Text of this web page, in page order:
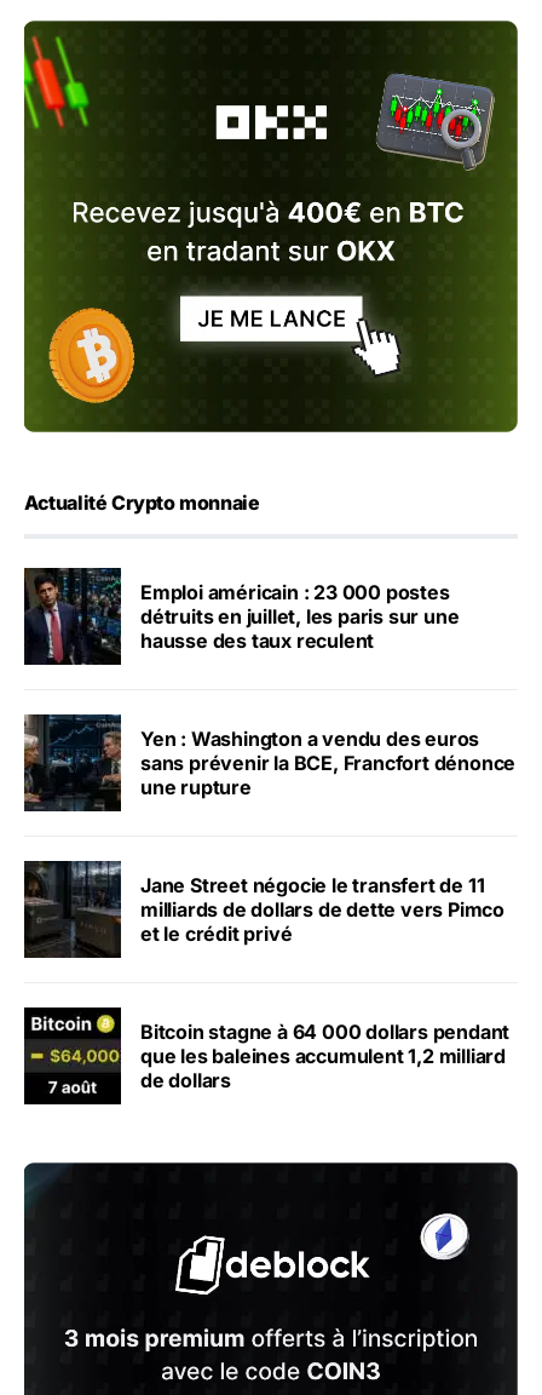
Actualité Crypto monnaie
Emploi américain : 23 000 postes
détruits en juillet, les paris sur une
hausse des taux reculent
Yen : Washington a vendu des euros
sans prévenir la BCE, Francfort dénonce
une rupture
Jane Street négocie le transfert de 11
milliards de dollars de dette vers Pimco
et le crédit privé
Bitcoin stagne à 64 000 dollars pendant
que les baleines accumulent 1,2 milliard
de dollars